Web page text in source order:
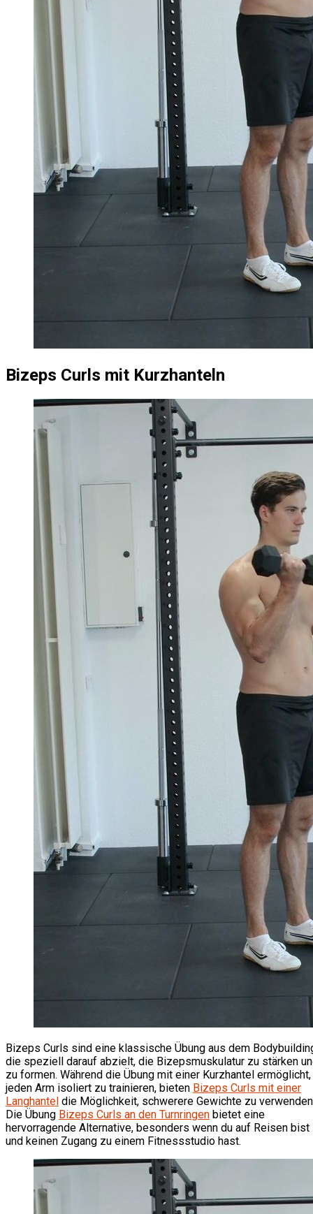
Bizeps Curls mit Kurzhanteln
Bizeps Curls sind eine klassische Übung aus dem
die speziell darauf abzielt, die Bizepsmuskulatur zu stärken
zu formen. Während die Übung mit einer Kurzhantel ermöglicht,
jeden Arm isoliert zu trainieren, bieten Bizeps Curls mit einer
Langhantel die Möglichkeit, schwerere Gewichte zu
Die Übung Bizeps Curls an den Turnringen bietet eine
hervorragende Alternative, besonders wenn du auf Reisen bist
und keinen Zugang zu einem Fitnessstudio hast.